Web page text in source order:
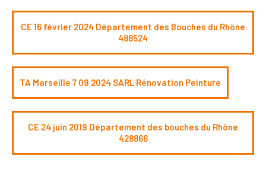
CE 16 février 2024 Département des Bouches du Rhône
488524
TA Marseille 7 09 2024 SARL Rénovation Peinture
CE 24 juin 2019 Département des bouches du Rhône
428866